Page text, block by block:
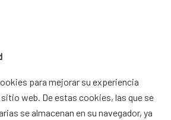
para mejorar su experiencia
web. De estas cookies, las que se
se almacenan en su navegador, ya